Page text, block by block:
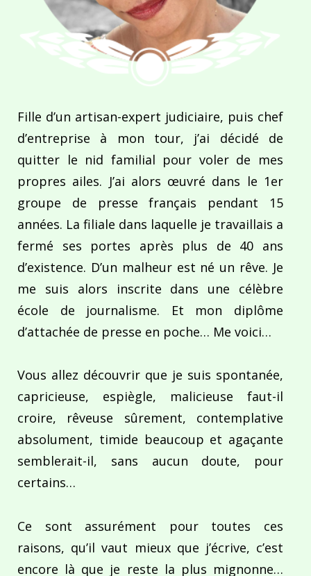
Fille d’un artisan-expert judiciaire, puis chef
d’entreprise à mon tour, j’ai décidé de
quitter le nid familial pour voler de mes
propres ailes. J’ai alors œuvré dans le 1er
groupe de presse français pendant 15
années. La filiale dans laquelle je travaillais a
fermé ses portes après plus de 40 ans
d’existence. D’un malheur est né un rêve. Je
me suis alors inscrite dans une célèbre
école de journalisme. Et mon diplôme
d’attachée de presse en poche… Me voici…
Vous allez découvrir que je suis spontanée,
capricieuse, espiègle, malicieuse faut-il
croire, rêveuse sûrement, contemplative
absolument, timide beaucoup et agaçante
semblerait-il, sans aucun doute, pour
certains…
Ce sont assurément pour toutes ces
raisons, qu’il vaut mieux que j’écrive, c’est
encore là que je reste la plus mignonne…